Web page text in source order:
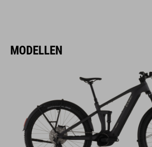
MODELLEN